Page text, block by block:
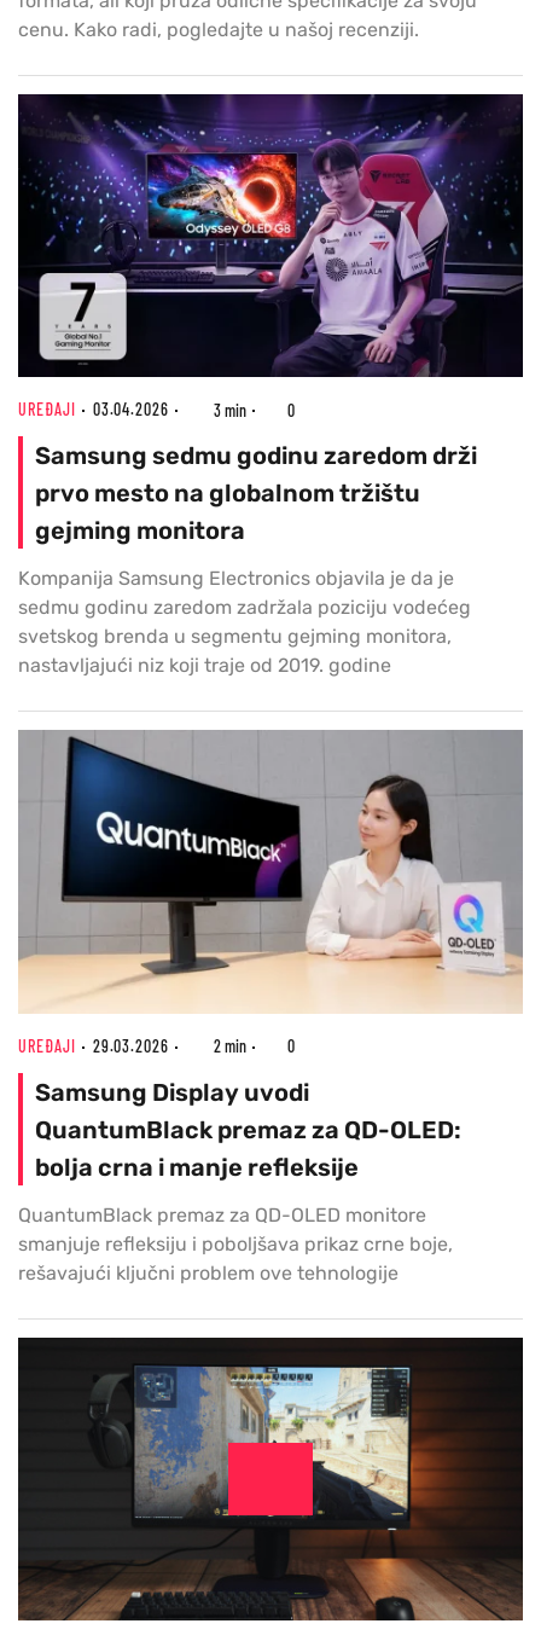
cenu. Kako radi, pogledajte u našoj recenziji.
UREĐAJI 03.04.2026 3 min 0
Samsung sedmu godinu zaredom drži
prvo mesto na globalnom tržištu
gejming monitora
Kompanija Samsung Electronics objavila je da je
sedmu godinu zaredom zadržala poziciju vodećeg
svetskog brenda u segmentu gejming monitora,
nastavljajući niz koji traje od 2019. godine
UREĐAJI 29.03.2026 2 min 0
Samsung Display uvodi
QuantumBlack premaz za QD-OLED:
bolja crna i manje refleksije
QuantumBlack premaz za QD-OLED monitore
smanjuje refleksiju i poboljšava prikaz crne boje,
rešavajući ključni problem ove tehnologije